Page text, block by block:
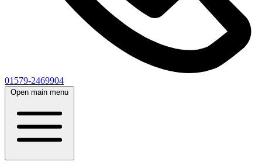
01579-2469904
Open main menu